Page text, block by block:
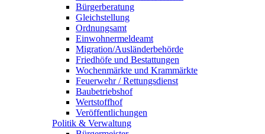
Bürgerberatung
Gleichstellung
Ordnungsamt
Einwohnermeldeamt
Migration/Ausländerbehörde
Friedhöfe und Bestattungen
Wochenmärkte und Krammärkte
Feuerwehr / Rettungsdienst
Baubetriebshof
Wertstoffhof
Veröffentlichungen
Politik & Verwaltung